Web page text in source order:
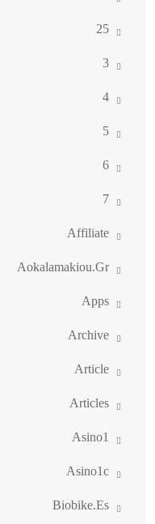
25
3
4
5
6
7
Affiliate
Aokalamakiou.gr
Apps
Archive
Article
Articles
Asino1
Asino1c
Biobike.es